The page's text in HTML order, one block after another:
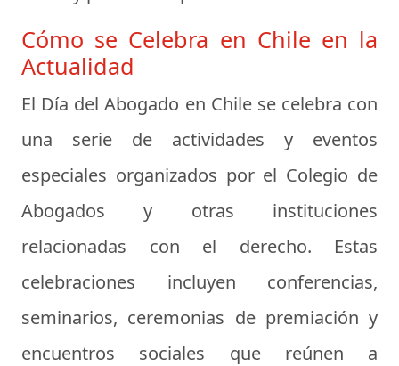
Cómo se Celebra en Chile en la
Actualidad
El Día del Abogado en Chile se celebra con
una serie de actividades y eventos
especiales organizados por el Colegio de
Abogados y otras instituciones
relacionadas con el derecho. Estas
celebraciones incluyen conferencias,
seminarios, ceremonias de premiación y
encuentros sociales que reúnen a